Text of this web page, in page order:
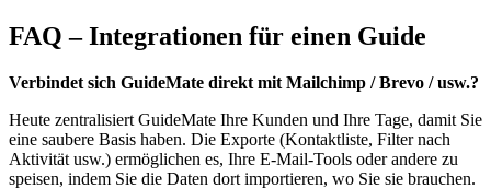
FAQ – Integrationen für einen Guide
Verbindet sich GuideMate direkt mit Mailchimp / Brevo / usw.?
Heute zentralisiert GuideMate Ihre Kunden und Ihre Tage, damit Sie
eine saubere Basis haben. Die Exporte (Kontaktliste, Filter nach
Aktivität usw.) ermöglichen es, Ihre E-Mail-Tools oder andere zu
speisen, indem Sie die Daten dort importieren, wo Sie sie brauchen.